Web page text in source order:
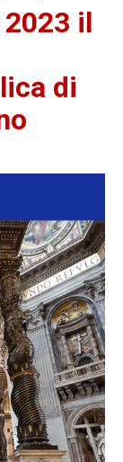
il
di